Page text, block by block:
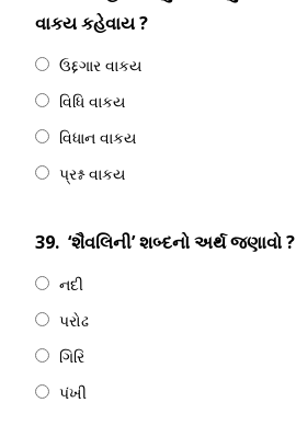
વાકય કહેવાય ?
ઉદ્દગાર વાકય
વિધિ વાકય
વિધાન વાકય
પ્રશ્ન વાકય
39. ‘શૈવલિની’ શબ્દનો અર્થ જણાવો ?
નદી
પરોઢ
ગિરિ
પંખી